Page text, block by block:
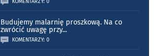
KOMENTARZY: 0
Budujemy malarnię proszkową. Na co
zwrócić uwagę przy...
KOMENTARZY: 0